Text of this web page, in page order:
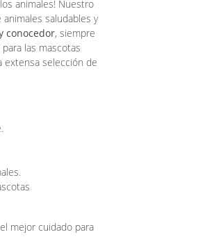
animales! Nuestro
saludables y
conocedor, siempre
las mascotas
extensa selección de
mejor cuidado para